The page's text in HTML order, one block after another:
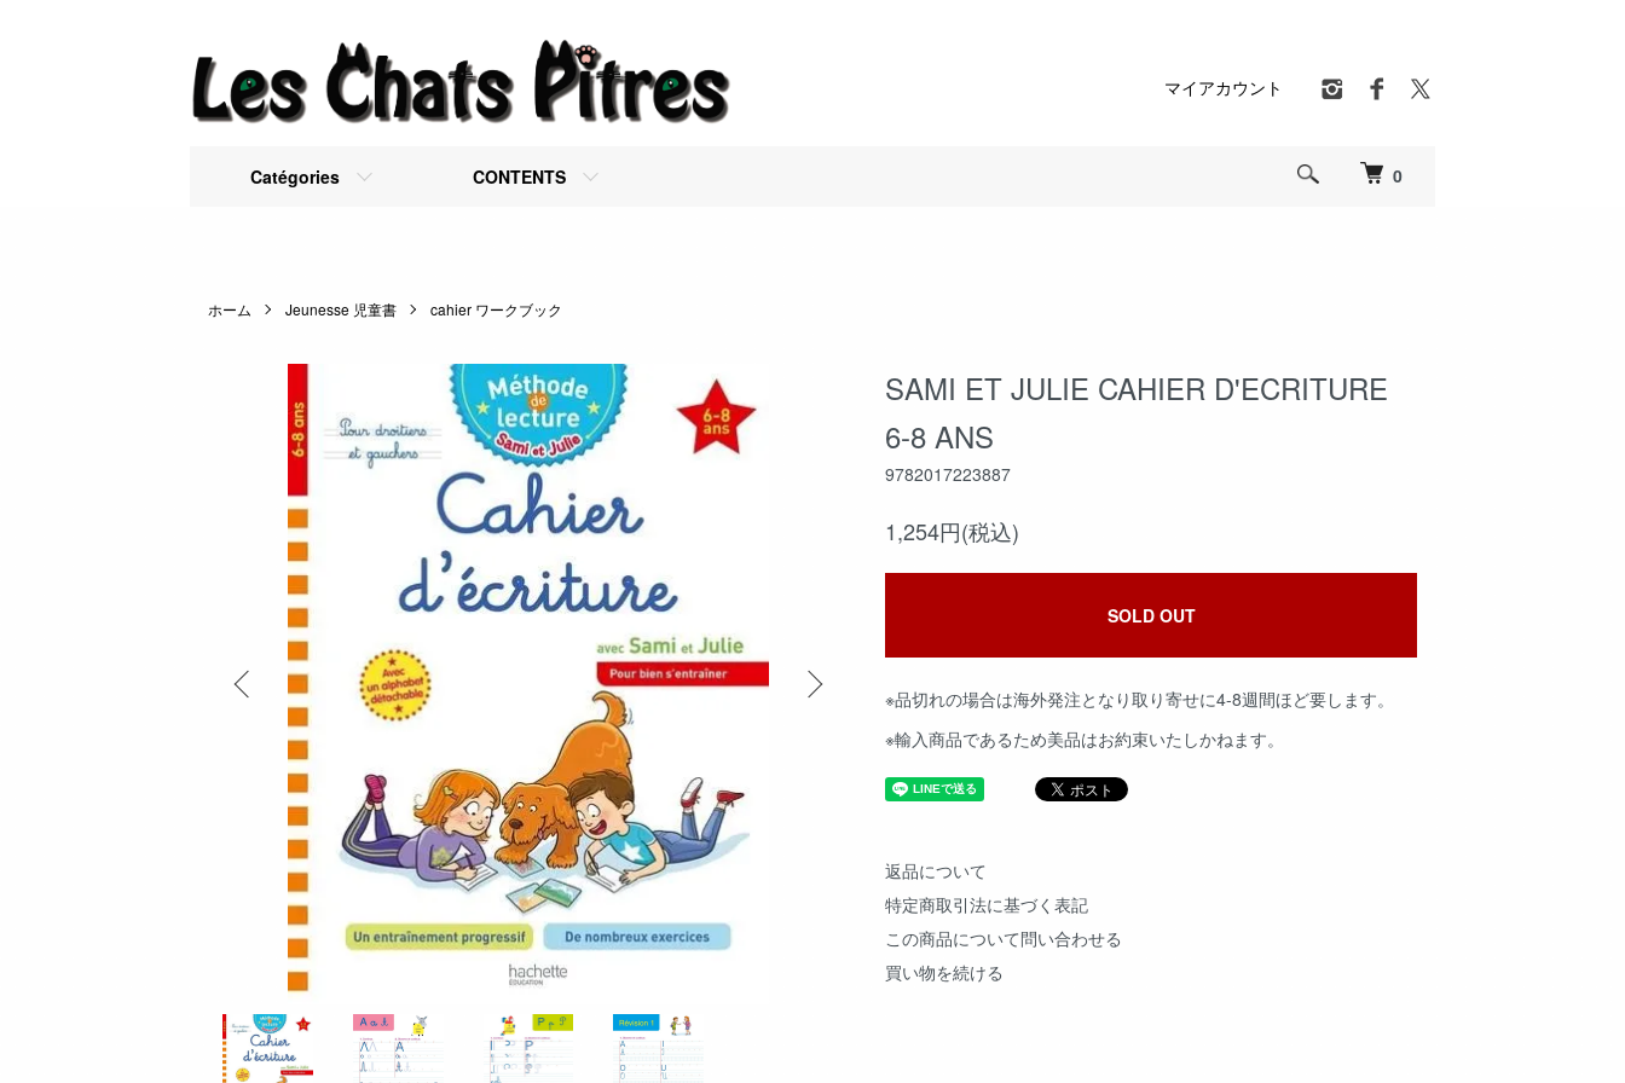
0
Catégories CONTENTS
マイアカウント
ホーム Jeunesse 児童書 cahier ワークブック
SAMI ET JULIE CAHIER D'ECRITURE
6-8 ANS
9782017223887
1,254円(税込)
SOLD OUT
※品切れの場合は海外発注となり取り寄せに4-8週間ほど要します。
※輸入商品であるため美品はお約束いたしかねます。
返品について
特定商取引法に基づく表記
この商品について問い合わせる
買い物を続ける